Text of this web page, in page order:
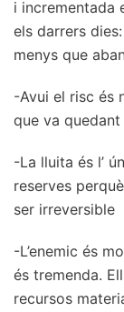
i incrementada
els darrers
menys que
-Avui el risc és
que va
-La lluita és l’
reserves
ser irreversible
-L’enemic és
és tremenda.
recursos